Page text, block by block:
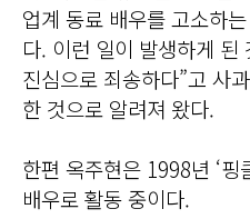
업계 동료 배우를 고소하
다. 이런 일이 발생하게 된
진심으로 죄송하다”고 사
한 것으로 알려져 왔다.
한편 옥주현은 1998년 ‘핑
배우로 활동 중이다.